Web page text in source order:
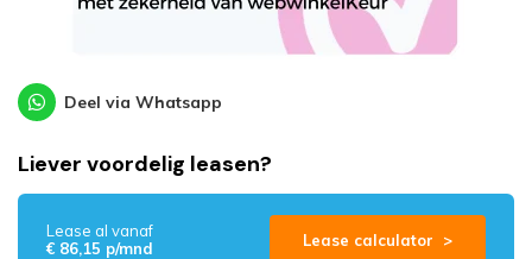
Deel via Whatsapp
Liever voordelig leasen?
Lease al vanaf
€ 86,15 p/mnd
Lease calculator >